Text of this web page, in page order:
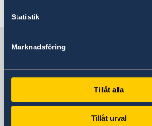
Statistik
Marknadsföring
Tillåt alla
Tillåt urval
Sverige i Polen, Warszawa
Sveriges ambassad
Sveriges ambassad